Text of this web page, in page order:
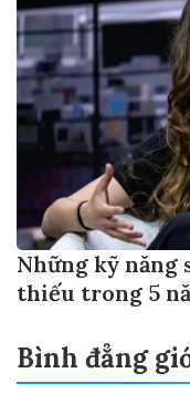
Những kỹ năng
thiếu trong 5
Bình đẳng